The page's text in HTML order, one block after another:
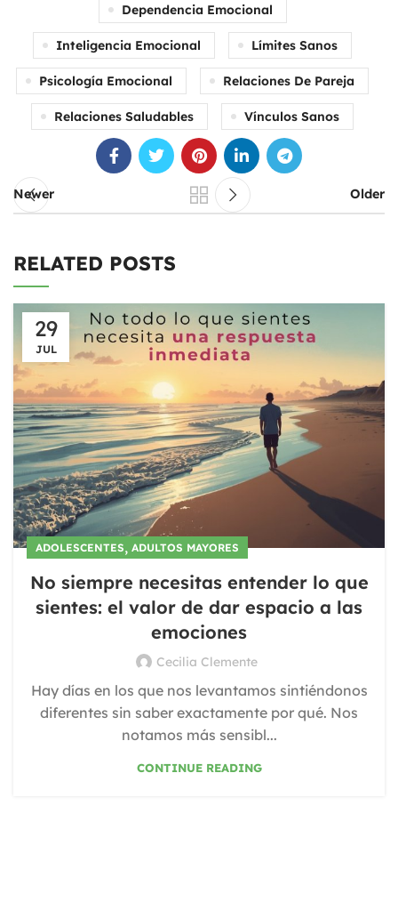
Dependencia Emocional
Inteligencia Emocional Límites Sanos
Psicología Emocional Relaciones De Pareja
Relaciones Saludables Vínculos Sanos
Newer Older
RELATED POSTS
29
JUL
ADOLESCENTES, ADULTOS MAYORES
No siempre necesitas entender lo que
sientes: el valor de dar espacio a las
emociones
Cecilia Clemente
Hay días en los que nos levantamos sintiéndonos
diferentes sin saber exactamente por qué. Nos
notamos más sensibl...
CONTINUE READING